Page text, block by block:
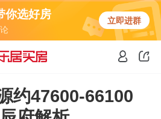
你选好房
立即进群
约47600-66100